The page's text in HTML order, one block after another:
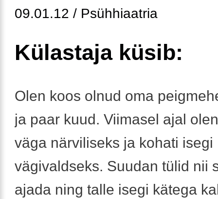
09.01.12 / Psühhiaatria
Külastaja küsib:
Olen koos olnud oma
ja paar kuud. Viimasel ajal
väga närviliseks ja kohati isegi
vägivaldseks. Suudan tülid nii
ajada ning talle isegi kätega